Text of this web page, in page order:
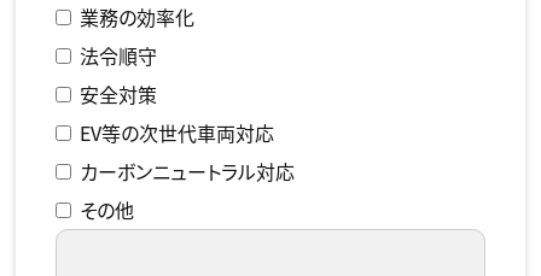
業務の効率化
法令順守
安全対策
EV等の次世代車両対応
カーボンニュートラル対応
その他